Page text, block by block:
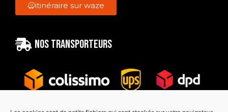
itinéraire sur waze
Nos transporteurs